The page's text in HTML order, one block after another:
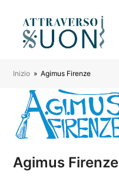
Inizio » Agimus Firenze
Agimus Firenze